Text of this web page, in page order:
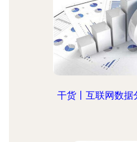
干货丨互联网数据